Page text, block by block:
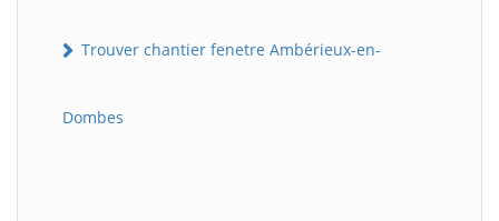
Trouver chantier fenetre Ambérieux-en-
Dombes